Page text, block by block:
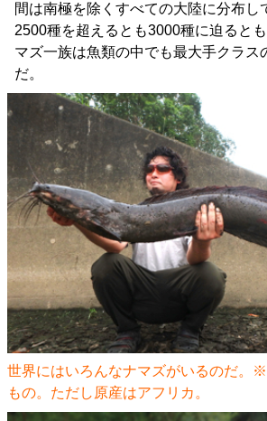
間は南極を除くすべての大陸に分布し
2500種を超えるとも3000種に迫ると
マズ一族は魚類の中でも最大手クラス
だ。
世界にはいろんなナマズがいるのだ。※
もの。ただし原産はアフリカ。